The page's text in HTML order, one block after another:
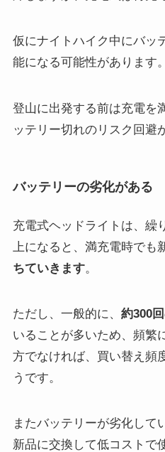
仮にナイトハイク中にバッ
能になる可能性があります。
登山に出発する前は充電を
ッテリー切れのリスク回避
バッテリーの劣化がある
充電式ヘッドライトは、繰
上になると、満充電時でも
ちていきます。
ただし、一般的に、 約300回
いることが多いため、頻繁
方でなければ、買い替え頻
うです。
またバッテリーが劣化して
新品に交換して低コストで